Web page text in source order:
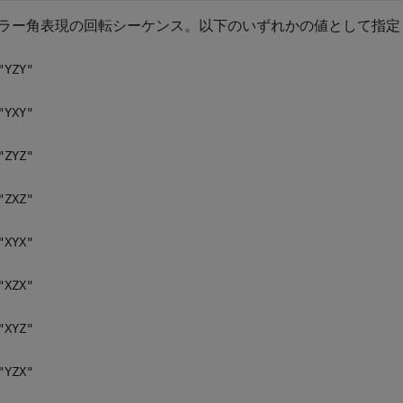
ー角表現の回転シーケンス。以下のいずれかの値として指